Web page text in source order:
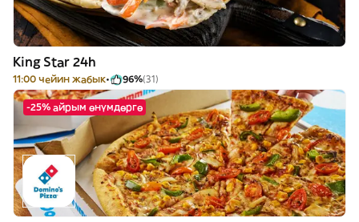
King Star 24h
11:00 чейин жабык 96%(31)
-25% айрым өнүмдөргө